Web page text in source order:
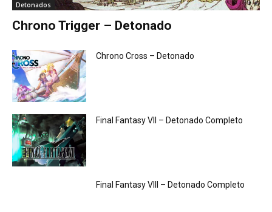
Detonados
Chrono Trigger – Detonado
Chrono Cross – Detonado
Final Fantasy VII – Detonado Completo
Final Fantasy VIII – Detonado Completo